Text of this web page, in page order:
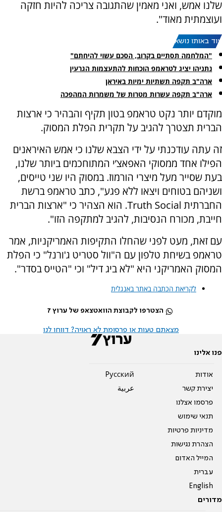
שלנו אמש, ואני מאמין שהתגובה צריכה להיות חזקה
ועוצמתית מאוד".
עוד באותו נושא:
"המלחמה תסתיים בקרוב, הסכם עשוי להיחתם"
נתניהו יציג לטראמפ הוכחות להתעצמות הגרעין
ארה"ב תקפה תשתיות ימיות באיראן
ארה"ב תקפה עשרות מטרות של משמרות המהפכה
מוקדם יותר נקט טראמפ בטון תקיף והבהיר כי ארצות
הברית תצטרך להגיב על תקרית הפלת המסוק.
זה עתה עודכנתי על ידי הצבא שלנו כי אמש האיראנים
הפילו אחד ממסוקי האפאצ’י המתוחכמים ביותר שלנו,
בעת שסייר מעל מיצרי הורמוז. במסוק היו שני טייסים,
ושניהם בטוחים ויצאו ללא פגע", כתב טראמפ ברשת
החברתית Truth Social. הוא הצהיר כי "ארצות הברית
חייבת, מכורח הנסיבות, להגיב למתקפה הזו".
עם זאת, מעט לפני שהחלו התקיפות האמריקניות, אמר
טראמפ בשיחת טלפון עם ה"וול סטריט ג'ורנל" כי הפלת
המסוק האמריקני היא "לא ביג דיל" וכי "הטייס בסדר".
לקריאת הכתבה באתר באנגלית
הצטרפו לקבוצת הוואטצאפ של ערוץ 7
מצאתם טעות או פרסומת לא ראויה? דווחו לנו
פנו אלינו
אודות
יצירת קשר
פרסמו אצלנו
תנאי שימוש
מדיניות פרטיות
הצהרת נגישות
המייל האדום
עברית
English
Pусский
عربية
מדורים